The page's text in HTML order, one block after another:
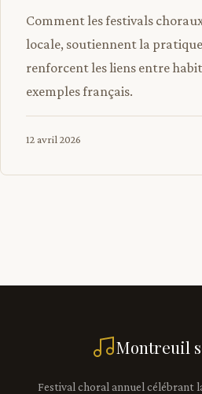
Comment les festivals
locale, soutiennent la
renforcent les liens entre
exemples français.
12 avril 2026
Montreuil
Festival choral annuel célébrant